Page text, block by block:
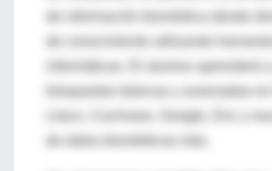
informáticas. El alumno aprenderá a
búsquedas básicas y avanzadas en
Lilacs, Cochrane, Google, Eric y